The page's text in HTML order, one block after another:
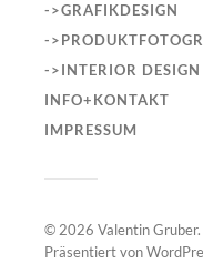
->GRAFIKDESIGN
-
->INTERIOR DESIGN
INFO+KONTAKT
IMPRESSUM
© 2026 Valentin Gruber.
Präsentiert von